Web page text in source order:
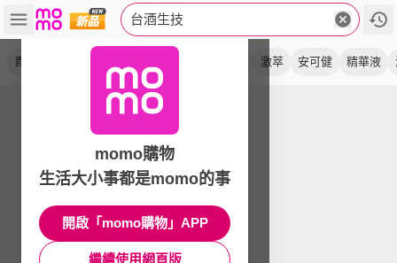
台酒生技
青春露 激萃 安可健 精華液
momo購物
生活大小事都是momo的事
開啟「momo購物」APP
繼續使用網頁版